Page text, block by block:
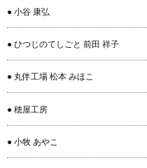
● 小谷 康弘
● ひつじのてしごと 前田 祥子
● 丸伴工場 松本 みほこ
● 穂屋工房
● 小牧 あやこ